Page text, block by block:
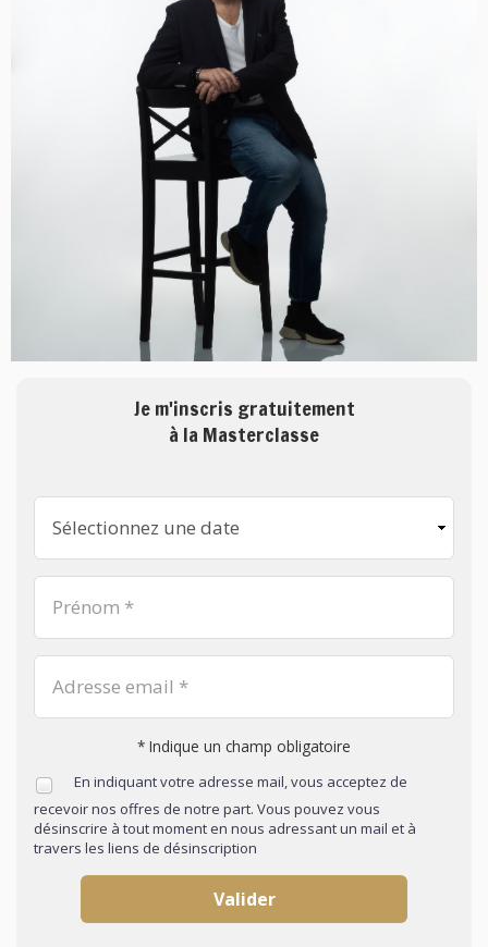
Je m'inscris gratuitement
à la Masterclasse
* Indique un champ obligatoire
En indiquant votre adresse mail, vous acceptez de
recevoir nos offres de notre part. Vous pouvez vous
désinscrire à tout moment en nous adressant un mail et à
travers les liens de désinscription
Valider